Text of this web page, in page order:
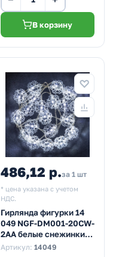
В корзину
486,12 р.за 1 шт
* цена указана с учетом
НДС.
Гирлянда фигурки 14
049 NGF-DM001-20СW-
2AA белые снежинки
постоянное свечение,
Артикул: 14049